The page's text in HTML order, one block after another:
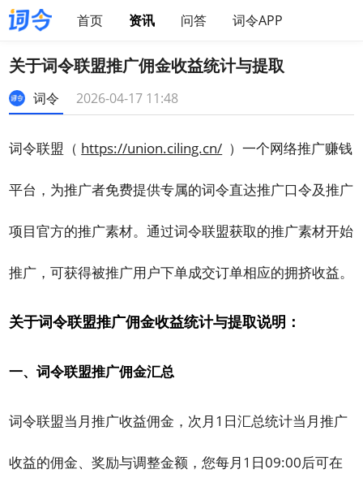
首页 资讯 问答 词令APP
关于词令联盟推广佣金收益统计与提取
词令 2026-04-17 11:48
词令联盟（ https://union.ciling.cn/ ）一个网络推广赚钱
平台，为推广者免费提供专属的词令直达推广口令及推广
项目官方的推广素材。通过词令联盟获取的推广素材开始
推广，可获得被推广用户下单成交订单相应的拥挤收益。
关于词令联盟推广佣金收益统计与提取说明：
一、词令联盟推广佣金汇总
词令联盟当月推广收益佣金，次月1日汇总统计当月推广
收益的佣金、奖励与调整金额，您每月1日09:00后可在